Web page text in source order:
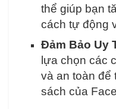
thể giúp bạn
cách tự động
Đảm Bảo Uy
lựa chọn các
và an toàn để
sách của